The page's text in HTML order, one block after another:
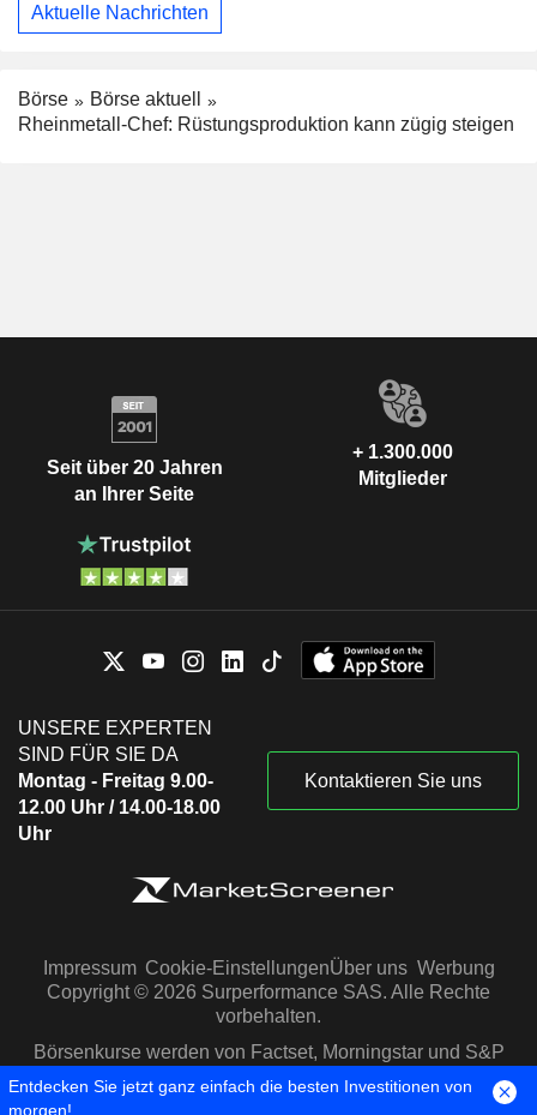
Aktuelle Nachrichten
Börse
Börse aktuell
Rheinmetall-Chef: Rüstungsproduktion kann zügig steigen
Seit über 20 Jahren
an Ihrer Seite
+ 1.300.000
Mitglieder
UNSERE EXPERTEN
SIND FÜR SIE DA
Montag - Freitag 9.00-
12.00 Uhr / 14.00-18.00
Uhr
Kontaktieren Sie uns
Impressum Cookie-EinstellungenÜber uns Werbung
Copyright © 2026 Surperformance SAS. Alle Rechte
vorbehalten.
Börsenkurse werden von Factset, Morningstar und S&P
Capital IQ zur Verfügung gestellt
Entdecken Sie jetzt ganz einfach die besten Investitionen von
morgen!